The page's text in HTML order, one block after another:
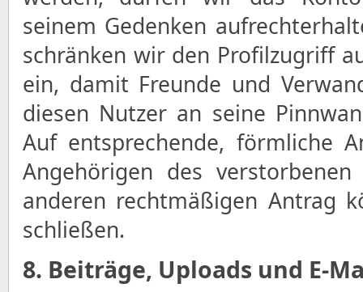
seinem Gedenken
schränken wir den Profilzugriff
ein, damit Freunde und
diesen Nutzer an seine
Auf entsprechende, förmliche
Angehörigen des
anderen rechtmäßigen Antrag
schließen.
8. Beiträge, Uploads und E-